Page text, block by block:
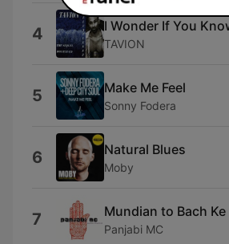
4 I Wonder If You
TAVION
5 Make Me Feel
Sonny Fodera
6 Natural Blues
Moby
7 Mundian to Bach Ke
Panjabi MC